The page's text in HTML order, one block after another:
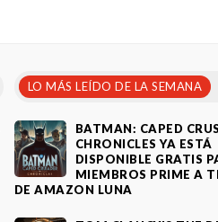
LO MÁS LEÍDO DE LA SEMANA
BATMAN: CAPED
CHRONICLES YA ESTÁ
DISPONIBLE GRATIS
MIEMBROS PRIME A
DE AMAZON LUNA